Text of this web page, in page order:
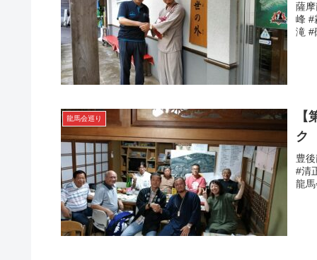
薩
峰 #
滝 #
龍馬会巡り
ク
豊
#清
龍